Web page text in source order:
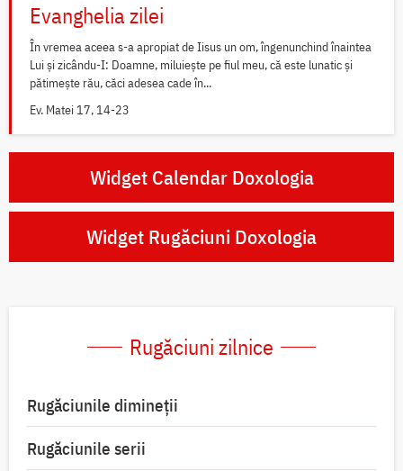
Evanghelia zilei
În vremea aceea s-a apropiat de Iisus un om, îngenunchind înaintea
Lui și zicându-I: Doamne, miluiește pe fiul meu, că este lunatic și
pătimește rău, căci adesea cade în...
Ev. Matei 17, 14-23
Widget Calendar Doxologia
Widget Rugăciuni Doxologia
Rugăciuni zilnice
Rugăciunile dimineții
Rugăciunile serii